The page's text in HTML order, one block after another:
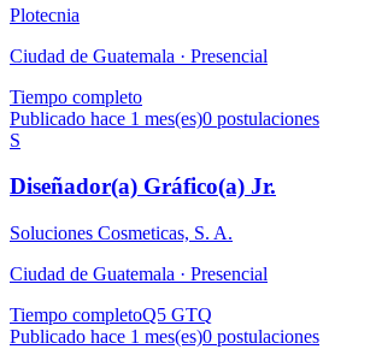
Plotecnia
Ciudad de Guatemala · Presencial
Tiempo completo
Publicado hace 1 mes(es)0 postulaciones
S
Diseñador(a) Gráfico(a) Jr.
Soluciones Cosmeticas, S. A.
Ciudad de Guatemala · Presencial
Tiempo completoQ5 GTQ
Publicado hace 1 mes(es)0 postulaciones